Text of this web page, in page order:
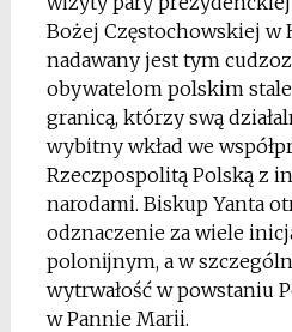
Bożej Częstochowskiej w
nadawany jest tym
obywatelom polskim
granicą, którzy swą
wybitny wkład we
Rzeczpospolitą Polską z
narodami. Biskup Yanta
odznaczenie za wiele
polonijnym, a w
wytrwałość w powstaniu
w Pannie Marii.